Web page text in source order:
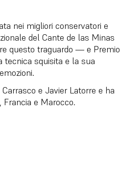
nei migliori conservatori e
del Cante de las Minas
questo traguardo — e Premio
tecnica squisita e la sua
e Javier Latorre e ha
e Marocco.